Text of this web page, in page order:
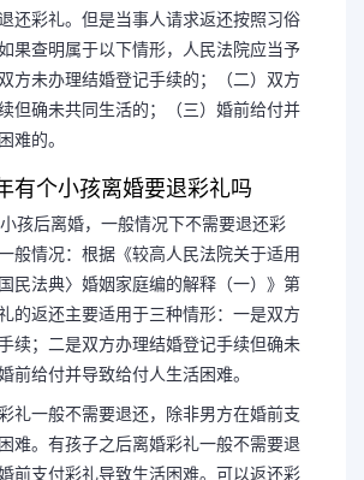
还彩礼。但是当事人请求返还按照习俗
果查明属于以下情形，人民法院应当予
方未办理结婚登记手续的；（二）双方
但确未共同生活的；（三）婚前给付并
难的。
有个小孩离婚要退彩礼吗
孩后离婚，一般情况下不需要退还彩
般情况：根据《较高人民法院关于适用
民法典〉婚姻家庭编的解释（一）》第
的返还主要适用于三种情形：一是双方
续；二是双方办理结婚登记手续但确未
前给付并导致给付人生活困难。
礼一般不需要退还，除非男方在婚前支
难。有孩子之后离婚彩礼一般不需要退
前支付彩礼导致生活困难。可以返还彩
，可能需退还。